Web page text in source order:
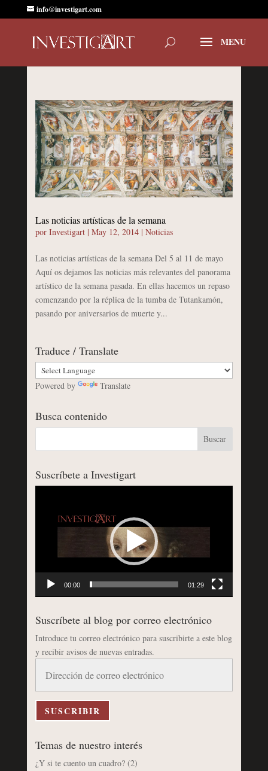
info@investigart.com
Las noticias artísticas de la semana
por Investigart| May 12, 2014| Noticias
Las noticias artísticas de la semana Del 5 al 11 de mayo
Aquí os dejamos las noticias más relevantes del panorama
artístico de la semana pasada. En ellas hacemos un repaso
comenzando por la réplica de la tumba de Tutankamón,
pasando por aniversarios de muerte y...
Traduce / Translate
Powered by Translate
Busca contenido
Suscríbete a Investigart
00:00 01:29
Suscríbete al blog por correo electrónico
Introduce tu correo electrónico para suscribirte a este blog
y recibir avisos de nuevas entradas.
correo
electrónico
SUSCRIBIR
Temas de nuestro interés
¿Y si te cuento un cuadro?(2)